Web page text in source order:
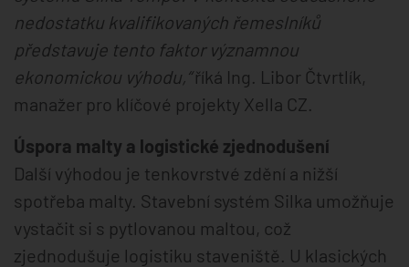
nedostatku kvalifikovaných řemeslníků
představuje tento faktor významnou
ekonomickou výhodu,“říká Ing. Libor Čtvrtlík,
manažer pro klíčové projekty Xella CZ.
Úspora malty a logistické zjednodušení
Další výhodou je tenkovrstvé zdění a nižší
spotřeba malty. Stavební systém Silka umožňuje
vystačit si s pytlovanou maltou, což
zjednodušuje logistiku staveniště. U klasických